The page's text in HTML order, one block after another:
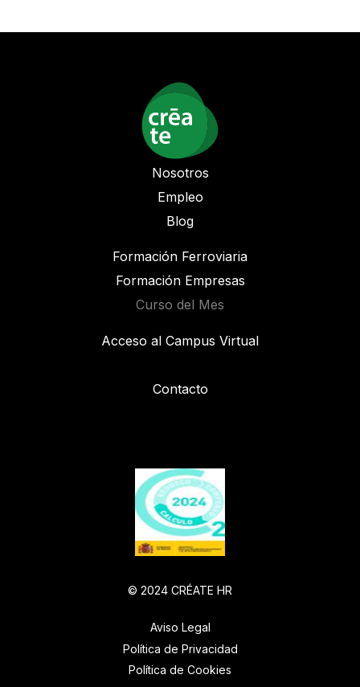
Nosotros
Empleo
Blog
Formación Ferroviaria
Formación Empresas
Curso del Mes
Acceso al Campus Virtual
Contacto
© 2024 CRÉATE HR
Aviso Legal
Política de Privacidad
Política de Cookies